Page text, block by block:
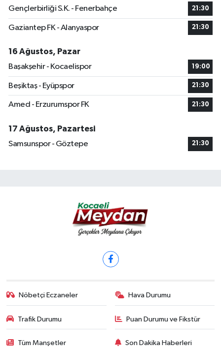
Gençlerbirliği S.K. - Fenerbahçe 21:30
Gaziantep FK - Alanyaspor 21:30
16 Ağustos, Pazar
Başakşehir - Kocaelispor
19:00
Beşiktaş - Eyüpspor 21:30
Amed - Erzurumspor FK 21:30
17 Ağustos, Pazartesi
Samsunspor - Göztepe
21:30
Nöbetçi Eczaneler Hava Durumu
Trafik Durumu Puan Durumu ve Fikstür
Tüm Manşetler Son Dakika Haberleri